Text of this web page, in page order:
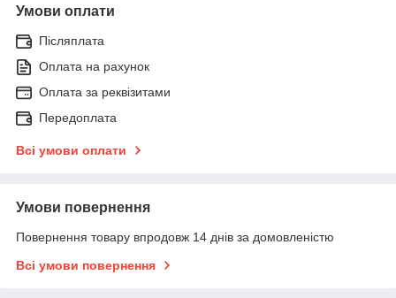
Умови оплати
Післяплата
Оплата на рахунок
Оплата за реквізитами
Передоплата
Всі умови оплати
Умови повернення
Повернення товару впродовж 14 днів за домовленістю
Всі умови повернення